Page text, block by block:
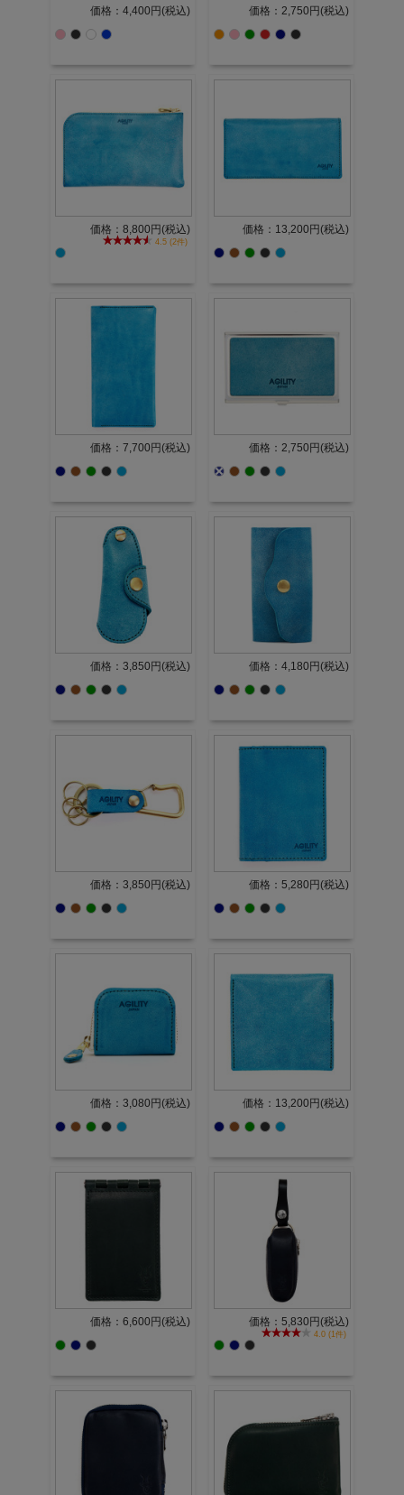
価格：4,400円(税込) 価格：2,750円(税込)
価格：8,800円(税込)
4.5 (2件)
価格：13,200円(税込)
価格：7,700円(税込) 価格：2,750円(税込)
価格：3,850円(税込) 価格：4,180円(税込)
価格：3,850円(税込) 価格：5,280円(税込)
価格：3,080円(税込) 価格：13,200円(税込)
価格：6,600円(税込) 価格：5,830円(税込)
4.0 (1件)